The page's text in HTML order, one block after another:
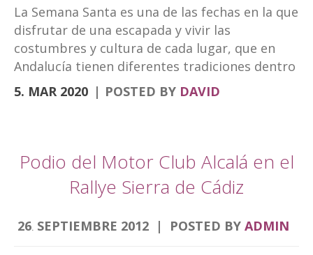
en la fachada de Palacio Abacial y el entorno de
Capuchinos, en el Paseo de los Álamos. El
cartel de la Semana […]
La Semana Santa es una de las fechas en la que
disfrutar de una escapada y vivir las
costumbres y cultura de cada lugar, que en
Andalucía tienen diferentes tradiciones dentro
de la Semana Santa. Desde el Hotel
Torrepalma te traemos una escapad diferente.
hacer en viajes cortos. Semana Santa Alcalá la
Comenzamos por la Semana Santa de Alcalá la
Nuestra Semana de pasión es única sin duda
5. MAR 2020 POSTED BY DAVID
Podio del Motor Club Alcalá en el
Rallye Sierra de Cádiz
26. SEPTIEMBRE 2012 POSTED BY ADMIN